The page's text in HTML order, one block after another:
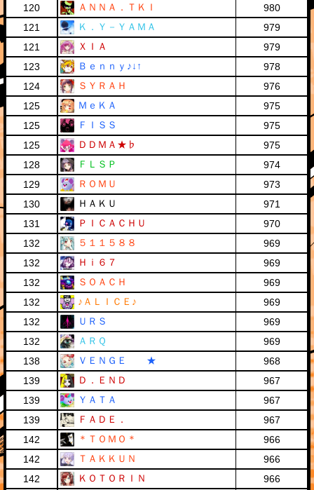
120
ＡＮＮＡ．ＴＫＩ
980
121
Ｋ．Ｙ－ＹＡＭＡ
979
121
ＸＩＡ
979
123
Ｂｅｎｎｙ♪↓↑
978
124
ＳＹＲＡＨ
976
125
ＭｅＫＡ
975
125
ＦＩＳＳ
975
125
ＤＤＭＡ★♭
975
128
ＦＬＳＰ
974
129
ＲＯＭＵ
973
130
ＨＡＫＵ
971
131
ＰＩＣＡＣＨＵ
970
132
５１１５８８
969
132
Ｈｉ６７
969
132
ＳＯＡＣＨ
969
132
♪ＡＬＩＣＥ♪
969
132
ＵＲＳ
969
132
ＡＲＱ
969
138
ＶＥＮＧＥ ★
968
139
Ｄ．ＥＮＤ
967
139
ＹＡＴＡ
967
139
ＦＡＤＥ．
967
142
＊ＴＯＭＯ＊
966
142
ＴＡＫＫＵＮ
966
142
ＫＯＴＯＲＩＮ
966